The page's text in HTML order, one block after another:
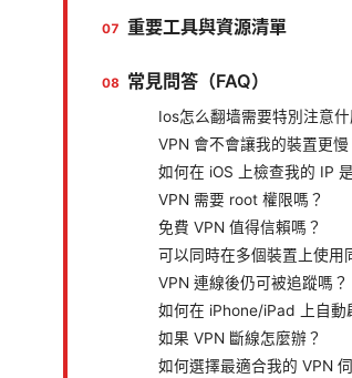
重要工具與資源清單
常見問答（FAQ）
Ios怎么翻墙需要特別注意什
VPN 會不會讓我的裝置更慢
如何在 iOS 上檢查我的 IP
VPN 需要 root 權限嗎？
免費 VPN 值得信賴嗎？
可以同時在多個裝置上使用
VPN 連線後仍可被追蹤嗎？
如何在 iPhone/iPad 上自動
如果 VPN 斷線怎麼辦？
如何選擇最適合我的 VPN